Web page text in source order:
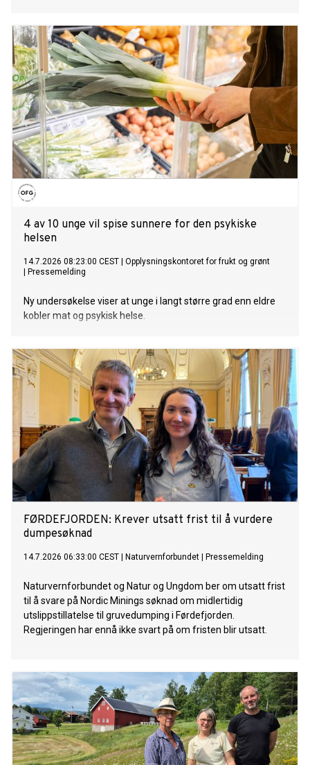
4 av 10 unge vil spise sunnere for den psykiske
helsen
14.7.2026 08:23:00 CEST
Opplysningskontoret for frukt og grønt
Pressemelding
Ny undersøkelse viser at unge i langt større grad enn eldre
kobler mat og psykisk helse.
FØRDEFJORDEN: Krever utsatt frist til å vurdere
dumpesøknad
14.7.2026 06:33:00 CEST Naturvernforbundet Pressemelding
Naturvernforbundet og Natur og Ungdom ber om utsatt frist
til å svare på Nordic Minings søknad om midlertidig
utslippstillatelse til gruvedumping i Førdefjorden.
Regjeringen har ennå ikke svart på om fristen blir utsatt.